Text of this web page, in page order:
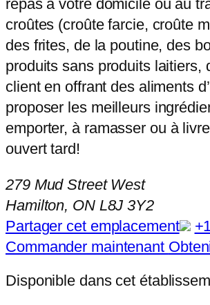
repas à votre domicile ou au
croûtes (croûte farcie, croûte
des frites, de la poutine, des
produits sans produits
client en offrant des aliments
proposer les meilleurs
emporter, à ramasser ou à
ouvert tard!
279 Mud Street West
Hamilton, ON L8J 3Y2
Partager cet emplacement
Commander maintenant
Disponible dans cet